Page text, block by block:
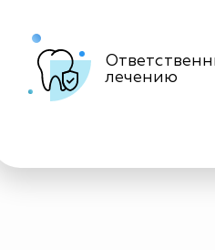
лечению